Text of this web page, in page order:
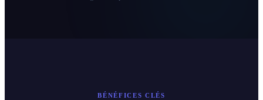
BÉNÉFICES CLÉS